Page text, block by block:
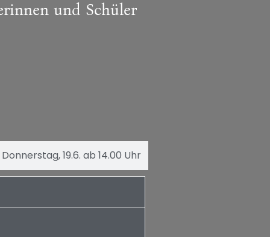
und Schüler
Donnerstag, 19.6. ab 14.00 Uhr